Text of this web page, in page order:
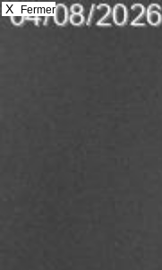
X Fermer